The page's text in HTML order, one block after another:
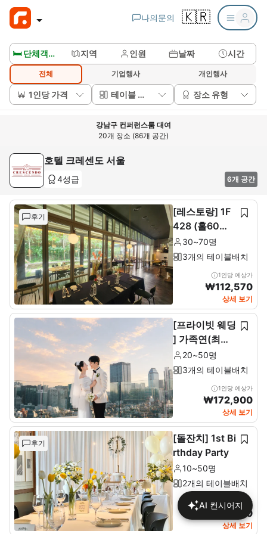
나의문의 🇰🇷
🛏️ 단체객실보기 지역 인원 날짜 시간
전체 기업행사 개인행사
1인당 가격 테이블 배치 장소 유형
강남구 컨퍼런스룸 대여
20개 장소 (86개 공간)
호텔 크레센도 서울
4성급 6개 공간
후기
[레스토랑] 1F
428 (홀60석+
룸10석)
30~70명
3개의 테이블배치
1인당 예상가
₩112,570
상세 보기
[프라이빗 웨딩
] 가족연(최소2
0~최대 50인)
20~50명
3개의 테이블배치
1인당 예상가
₩172,900
상세 보기
후기
[돌잔치] 1st Bi
rthday Party
10~50명
2개의 테이블배치
1인당 예상가
₩137,680
상세 보기
AI 컨시어지